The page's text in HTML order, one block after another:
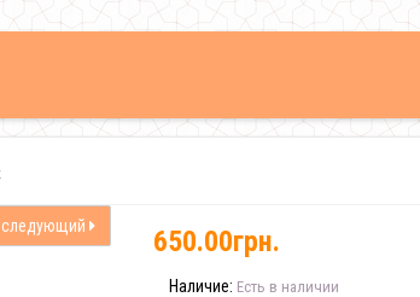
следующий 650.00грн.
Наличие: Есть в наличии